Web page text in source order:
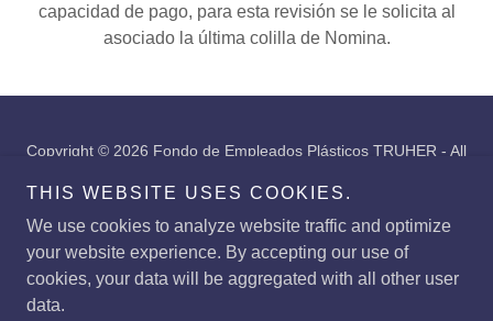
capacidad de pago, para esta revisión se le solicita al
asociado la última colilla de Nomina.
Copyright © 2026 Fondo de Empleados Plásticos TRUHER - All
Powered by
THIS WEBSITE USES COOKIES.
We use cookies to analyze website traffic and optimize
your website experience. By accepting our use of
cookies, your data will be aggregated with all other user
data.